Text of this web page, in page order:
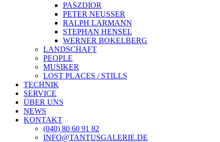
PASZDIOR
PETER NEUSSER
RALPH LARMANN
STEPHAN HENSEL
WERNER BOKELBERG
LANDSCHAFT
PEOPLE
MUSIKER
LOST PLACES / STILLS
TECHNIK
SERVICE
ÜBER UNS
NEWS
KONTAKT
(040) 80 60 91 82
INFO@TANTUSGALERIE.DE